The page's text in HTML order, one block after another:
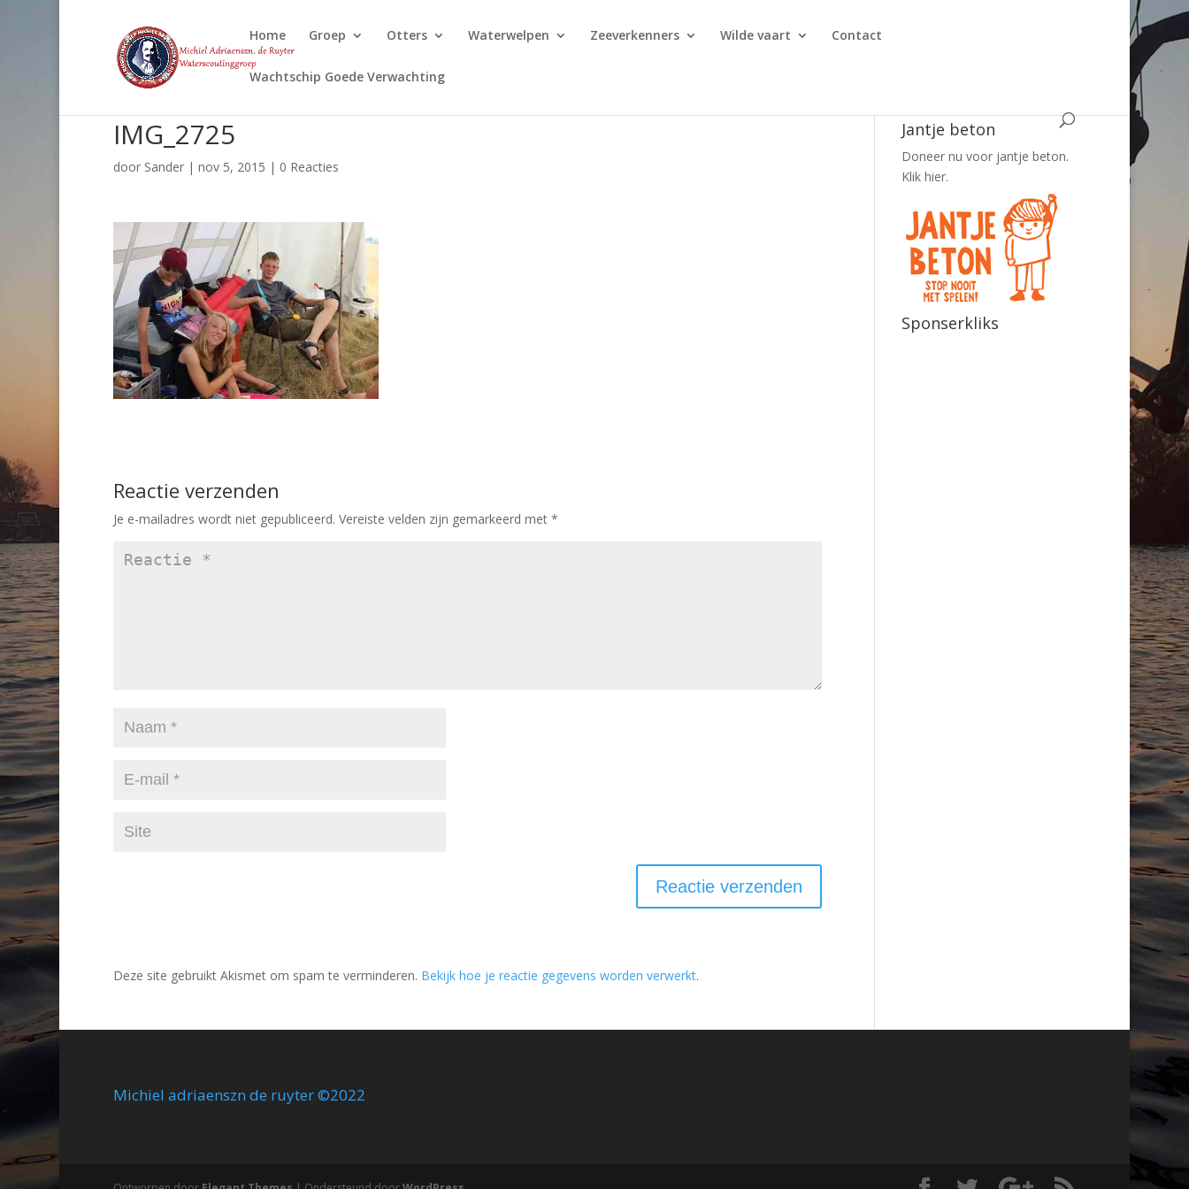
Home Groep Otters Waterwelpen Zeeverkenners Wilde vaart Contact
Wachtschip Goede Verwachting
IMG_2725
door Sander| nov 5, 2015 | 0 Reacties
Reactie verzenden
Je e-mailadres wordt niet gepubliceerd. Vereiste velden zijn gemarkeerd met *
Deze site gebruikt Akismet om spam te verminderen. Bekijk hoe je reactie gegevens worden verwerkt.
Jantje beton
Doneer nu voor jantje beton.
Klik hier.
Sponserkliks
Michiel adriaenszn de ruyter ©2022